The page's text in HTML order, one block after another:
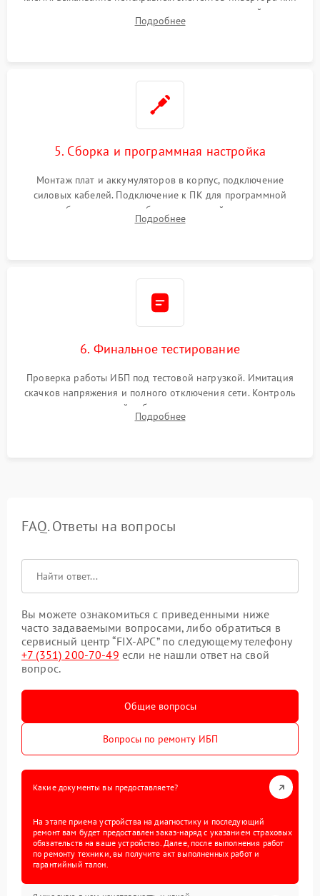
цепи зарядки и монтаж новых радиодеталей.
Восстановление поврежденных токоведущих дорожек и
Подробнее
5. Сборка и программная настройка
Монтаж плат и аккумуляторов в корпус, подключение
силовых кабелей. Подключение к ПК для программной
калибровки констант батареи, настройки порогов
срабатывания AVR и сброса счетчиков старения АКБ.
Подробнее
6. Финальное тестирование
Проверка работы ИБП под тестовой нагрузкой. Имитация
скачков напряжения и полного отключения сети. Контроль
времени автономной работы, температурного режима и
корректности формы выходного сигнала.
Подробнее
FAQ. Ответы на вопросы
Вы можете ознакомиться с приведенными ниже
часто задаваемыми вопросами, либо обратиться в
сервисный центр “FIX-APC” по следующему телефону
+7 (351) 200-70-49 если не нашли ответ на свой
вопрос.
Общие вопросы
Вопросы по ремонту ИБП
Какие документы вы предоставляете?
На этапе приема устройства на диагностику и последующий
ремонт вам будет предоставлен заказ-наряд с указанием страховых
обязательств на ваше устройство. Далее, после выполнения работ
по ремонту техники, вы получите акт выполненных работ и
гарантийный талон.